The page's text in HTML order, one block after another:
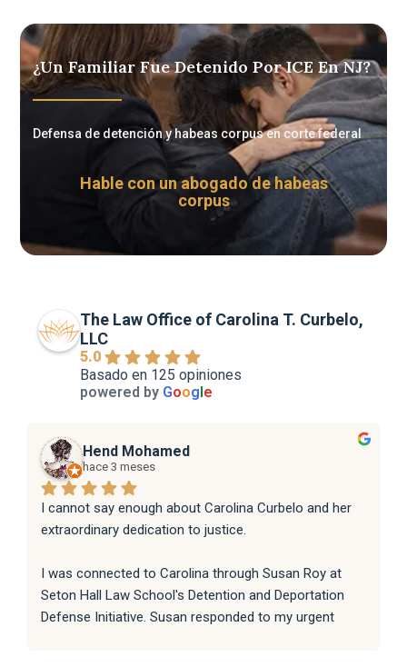
¿Un Familiar Fue Detenido Por ICE En NJ?
Defensa de detención y habeas corpus en corte federal
Hable con un abogado de habeas
corpus
The Law Office of Carolina T. Curbelo,
LLC
5.0
Basado en 125 opiniones
powered by Google
Hend Mohamed
hace 3 meses
I cannot say enough about Carolina Curbelo and her
extraordinary dedication to justice.
I was connected to Carolina through Susan Roy at
Seton Hall Law School's Detention and Deportation
Defense Initiative. Susan responded to my urgent